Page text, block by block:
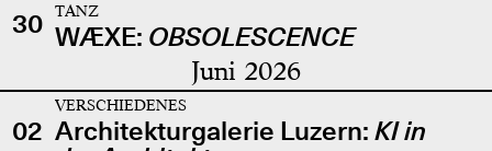
30
TANZ
WÆXE: OBSOLESCENCE
Juni 2026
02
VERSCHIEDENES
Architekturgalerie Luzern: KI in